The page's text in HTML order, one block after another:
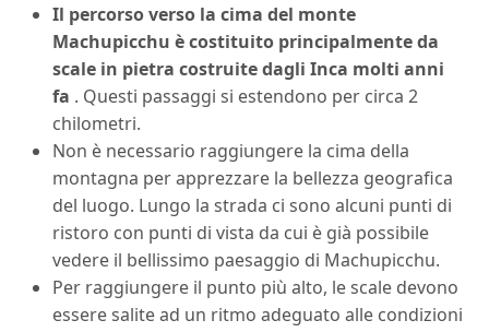
Il percorso verso la cima del monte
Machupicchu è costituito principalmente da
scale in pietra costruite dagli Inca molti anni
fa . Questi passaggi si estendono per circa 2
chilometri.
Non è necessario raggiungere la cima della
montagna per apprezzare la bellezza geografica
del luogo. Lungo la strada ci sono alcuni punti di
ristoro con punti di vista da cui è già possibile
vedere il bellissimo paesaggio di Machupicchu.
Per raggiungere il punto più alto, le scale devono
essere salite ad un ritmo adeguato alle condizioni